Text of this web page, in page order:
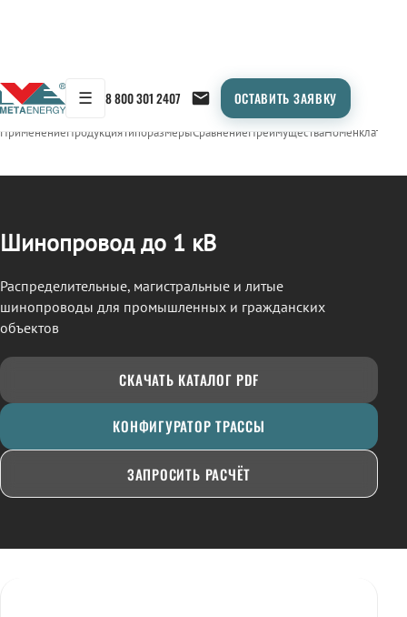
☰ 8 800 301 2407 ОСТАВИТЬ ЗАЯВКУ
← Продукция/ШИНОПРОВОД
ПрименениеПродукцияТипоразмерыСравнениеПреимуществаНоменклатура
Шинопровод до 1 кВ
Распределительные, магистральные и литые
шинопроводы для промышленных и гражданских
объектов
СКАЧАТЬ КАТАЛОГ PDF
КОНФИГУРАТОР ТРАССЫ
ЗАПРОСИТЬ РАСЧЁТ